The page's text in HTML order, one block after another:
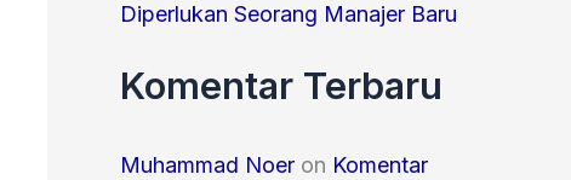
Diperlukan Seorang Manajer Baru
Komentar Terbaru
Muhammad Noer on Komentar